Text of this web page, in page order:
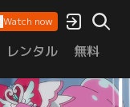
Watch now
レンタル 無料